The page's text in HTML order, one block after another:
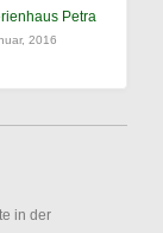
Petra
2016
in der